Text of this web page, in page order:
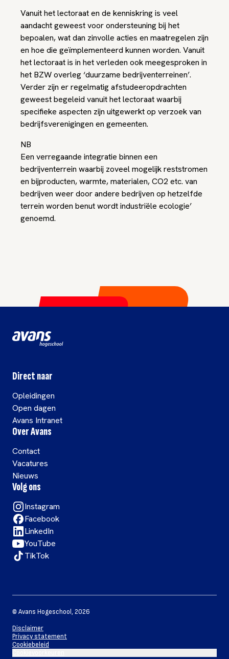
Vanuit het lectoraat en de kenniskring is veel
aandacht geweest voor ondersteuning bij het
bepoalen, wat dan zinvolle acties en maatregelen zijn
en hoe die geïmplementeerd kunnen worden. Vanuit
het lectoraat is in het verleden ook meegesproken in
het BZW overleg ‘duurzame bedrijventerreinen’.
Verder zijn er regelmatig afstudeeropdrachten
geweest begeleid vanuit het lectoraat waarbij
specifieke aspecten zijn uitgewerkt op verzoek van
bedrijfsverenigingen en gemeenten.
NB
Een verregaande integratie binnen een
bedrijventerrein waarbij zoveel mogelijk reststromen
en bijproducten, warmte, materialen, CO2 etc. van
bedrijven weer door andere bedrijven op hetzelfde
terrein worden benut wordt industriële ecologie’
genoemd.
Direct naar
Opleidingen
Open dagen
Avans Intranet
Over Avans
Contact
Vacatures
Nieuws
Volg ons
Instagram
Facebook
LinkedIn
YouTube
TikTok
© Avans Hogeschool,2026
Disclaimer
Privacy statement
Cookiebeleid